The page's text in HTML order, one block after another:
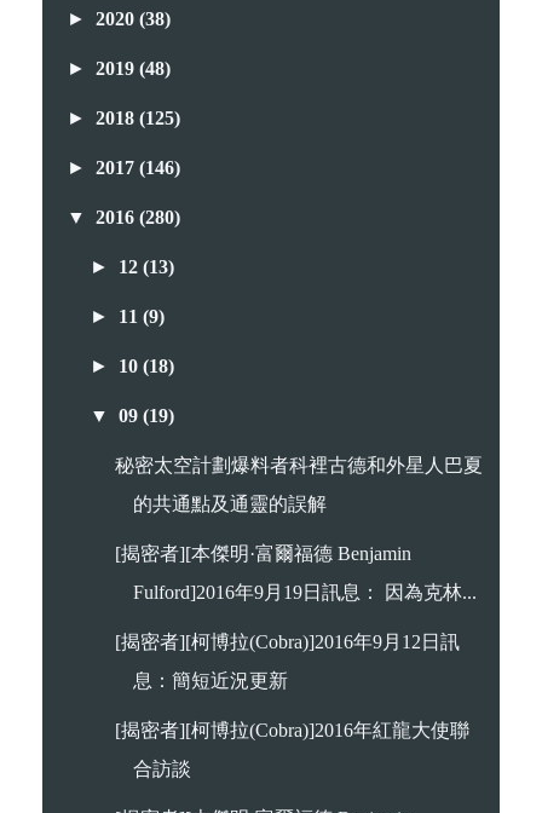
► 2020 (38)
► 2019 (48)
► 2018 (125)
► 2017 (146)
▼ 2016 (280)
► 12(13)
► 11(9)
► 10(18)
▼09(19)
秘密太空計劃爆料者科裡古德和外星人巴夏
的共通點及通靈的誤解
[揭密者][本傑明·富爾福德 Benjamin
Fulford]2016年9月19日訊息： 因為克林...
[揭密者][柯博拉(Cobra)]2016年9月12日訊
息：簡短近況更新
[揭密者][柯博拉(Cobra)]2016年紅龍大使聯
合訪談